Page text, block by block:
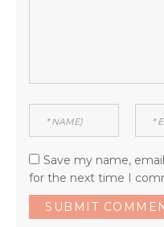
Save my name,
for the next time I